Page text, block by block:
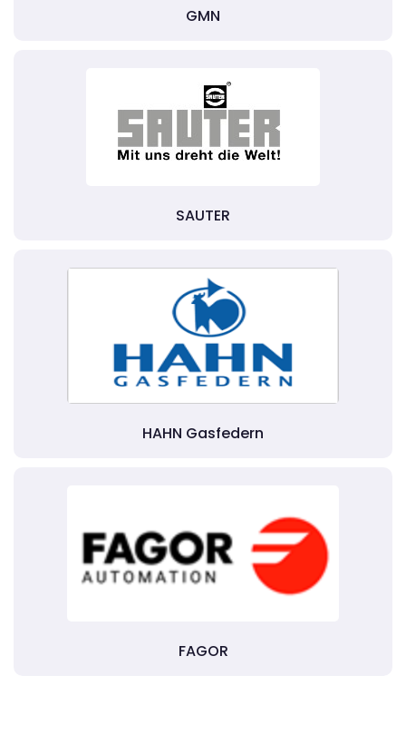
GMN
SAUTER
HAHN Gasfedern
FAGOR